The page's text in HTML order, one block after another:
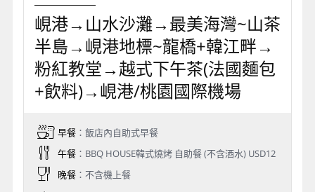
峴港→山水沙灘→最美海灣~山茶
半島→峴港地標~龍橋+韓江畔→
粉紅教堂→越式下午茶(法國麵包
+飲料)→峴港/桃園國際機場
早餐：飯店內自助式早餐
午餐：BBQ HOUSE韓式燒烤 自助餐 (不含酒水) USD12
晚餐：不含機上餐